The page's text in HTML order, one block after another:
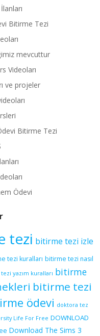
Bitirme Tezi
mevcuttur
Videoları
ve projeler
Bitirme Tezi
Ödevi
tezi bitirme tezi izle
tezi kuralları bitirme tezi nasıl
yazım kuralları bitirme
bitirme tezi
ödevi doktora tez
Life For Free DOWNLOAD
Download The Sims 3